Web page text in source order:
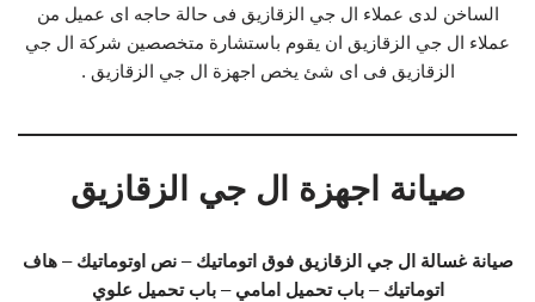
الساخن لدى عملاء ال جي الزقازيق فى حالة حاجه اى عميل من
عملاء ال جي الزقازيق ان يقوم باستشارة متخصصين شركة ال جي
الزقازيق فى اى شئ يخص اجهزة ال جي الزقازيق .
صيانة اجهزة ال جي الزقازيق
صيانة غسالة ال جي الزقازيق فوق اتوماتيك –نص اوتوماتيك –هاف
اتوماتيك –باب تحميل امامي –باب تحميل علوي